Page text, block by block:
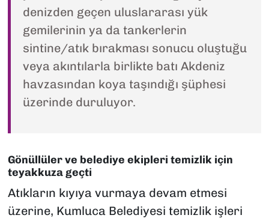
denizden geçen uluslararası yük
gemilerinin ya da tankerlerin
sintine/atık bırakması sonucu oluştuğu
veya akıntılarla birlikte batı Akdeniz
havzasından koya taşındığı şüphesi
üzerinde duruluyor.
Gönüllüler ve belediye ekipleri temizlik için
teyakkuza geçti
Atıkların kıyıya vurmaya devam etmesi
üzerine, Kumluca Belediyesi temizlik işleri